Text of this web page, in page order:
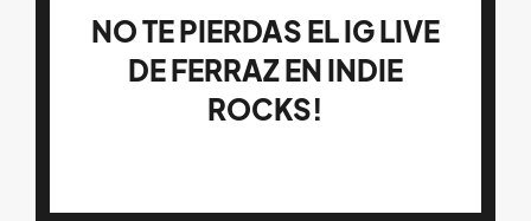
NO TE PIERDAS EL IG LIVE
DE FERRAZ EN INDIE
ROCKS!